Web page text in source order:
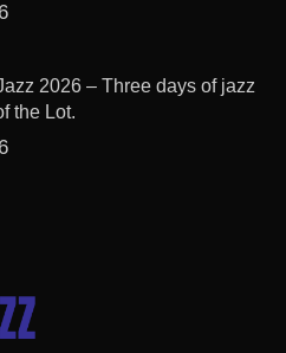
2026 – Three days of jazz
the Lot.